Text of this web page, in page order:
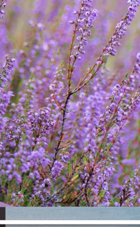
Ustawienia